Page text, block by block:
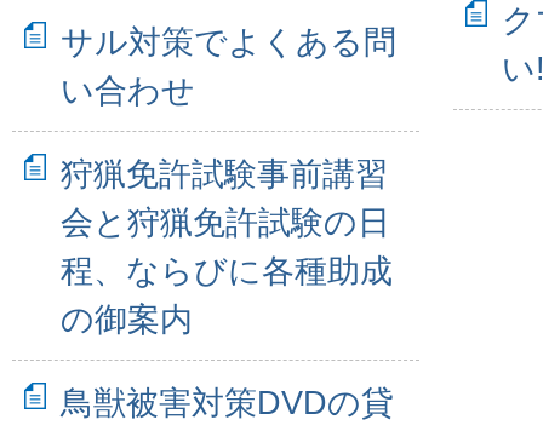
サル対策でよくある問
い合わせ
狩猟免許試験事前講習
会と狩猟免許試験の日
程、ならびに各種助成
の御案内
鳥獣被害対策DVDの貸